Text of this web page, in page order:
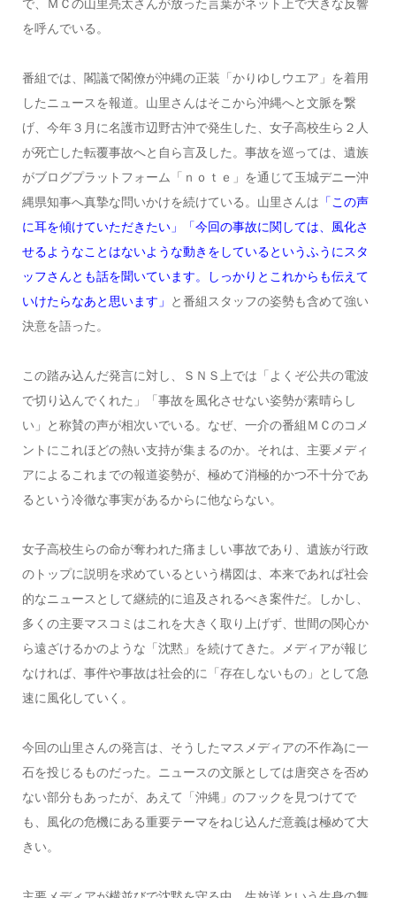
で、ＭＣの山里亮太さんが放った言葉がネット上で大きな反響
を呼んでいる。
番組では、閣議で閣僚が沖縄の正装「かりゆしウエア」を着用
したニュースを報道。山里さんはそこから沖縄へと文脈を繋
げ、今年３月に名護市辺野古沖で発生した、女子高校生ら２人
が死亡した転覆事故へと自ら言及した。事故を巡っては、遺族
がブログプラットフォーム「ｎｏｔｅ」を通じて玉城デニー沖
縄県知事へ真摯な問いかけを続けている。山里さんは 「この声
に耳を傾けていただきたい」「今回の事故に関しては、風化さ
せるようなことはないような動きをしているというふうにスタ
ッフさんとも話を聞いています。しっかりとこれからも伝えて
いけたらなあと思います」
と番組スタッフの姿勢も含めて強い
決意を語った。
この踏み込んだ発言に対し、ＳＮＳ上では「よくぞ公共の電波
で切り込んでくれた」「事故を風化させない姿勢が素晴らし
い」と称賛の声が相次いでいる。なぜ、一介の番組ＭＣのコメ
ントにこれほどの熱い支持が集まるのか。それは、主要メディ
アによるこれまでの報道姿勢が、極めて消極的かつ不十分であ
るという冷徹な事実があるからに他ならない。
女子高校生らの命が奪われた痛ましい事故であり、遺族が行政
のトップに説明を求めているという構図は、本来であれば社会
的なニュースとして継続的に追及されるべき案件だ。しかし、
多くの主要マスコミはこれを大きく取り上げず、世間の関心か
ら遠ざけるかのような「沈黙」を続けてきた。メディアが報じ
なければ、事件や事故は社会的に「存在しないもの」として急
速に風化していく。
今回の山里さんの発言は、そうしたマスメディアの不作為に一
石を投じるものだった。ニュースの文脈としては唐突さを否め
ない部分もあったが、あえて「沖縄」のフックを見つけてで
も、風化の危機にある重要テーマをねじ込んだ意義は極めて大
きい。